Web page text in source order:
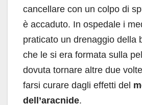
cancellare con un colpo di
è accaduto. In ospedale i
praticato un drenaggio della
che le si era formata sulla
dovuta tornare altre due
farsi curare dagli effetti del
dell’aracnide.